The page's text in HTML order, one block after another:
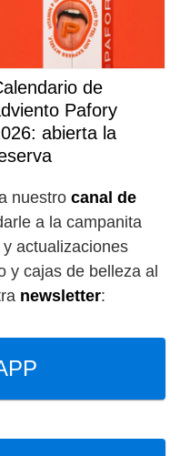
de
Pafory
abierta la
nuestro canal de
a la campanita
actualizaciones
y cajas de belleza al
newsletter: